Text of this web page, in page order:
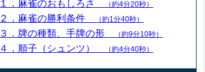
１．麻雀のおもしろさ （約4分20秒）
２．麻雀の勝利条件 （約1分40秒）
３．牌の種類、手牌の形 （約9分10秒）
４．順子（シュンツ） （約4分40秒）